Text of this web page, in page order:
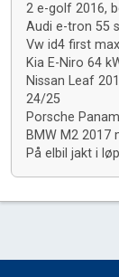
2 e-golf 2016,
Audi e-tron 55
Vw id4 first
Kia E-Niro 64
Nissan Leaf
24/25
Porsche
BMW M2 2017
På elbil jakt i